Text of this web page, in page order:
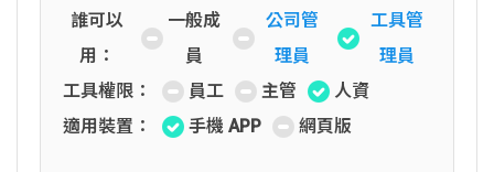
誰可以
用：
一般成
員
公司管
理員
工具管
理員
工具權限：
員工 主管
人資
適用裝置：
手機 APP 網頁版